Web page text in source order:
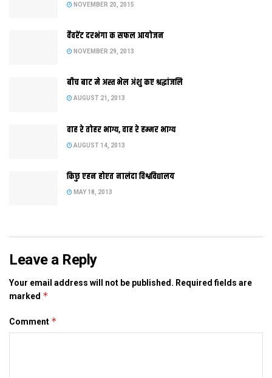
पटनाक राजभवनक समक्ष विश्व मानवाधिकार दिवस पर रैली निकालथि
NOVEMBER 20, 2015
वैवरेंट दरभंगा क सफल आयोजन
NOVEMBER 29, 2013
बीच बाट मे अस्त भेल अंशु कए श्रद्धांजलि
AUGUST 21, 2013
वाह रे तोहर भाग्य, वाह रे हम्मर भाग्य
AUGUST 14, 2013
किछु एहन होएत नालंदा विश्वविद्यालय
MAY 18, 2013
Leave a Reply
Your email address will not be published. Required fields are
marked *
Comment *